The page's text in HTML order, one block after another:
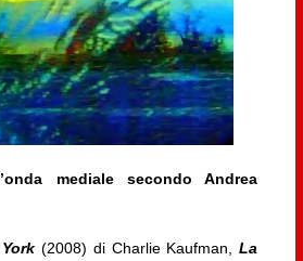
mediale secondo Andrea
(2008) di Charlie Kaufman,
La